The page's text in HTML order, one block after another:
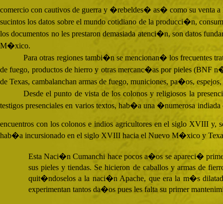
comercio con cautivos de guerra y �rebeldes� as� como su venta a
sucintos los datos sobre el mundo cotidiano de la producci�n,
los documentos no les prestaron demasiada atenci�n, son datos
M�xico.
Para otras regiones tambi�n se mencionan� los frecuentes
de fuego, productos de hierro y otras mercanc�as por pieles (BNF
de Texas, cambalanchan armas de fuego, municiones, pa�os,
Desde el punto de vista de los colonos y religiosos la
testigos presenciales en varios textos, hab�a una �numerosa
encuentros con los colonos e indios agricultores en el siglo XVIIIy,
hab�a incursionado en el siglo XVIII hacia el Nuevo M�xico y
Esta Naci�n Cumanchi hace pocos a�os se apareci�
sus pieles y tiendas. Se hicieron de caballos y armas de
quit�ndoselos a la naci�n Apache, que era la m�s
experimentan tantos da�os pues les falta su primer